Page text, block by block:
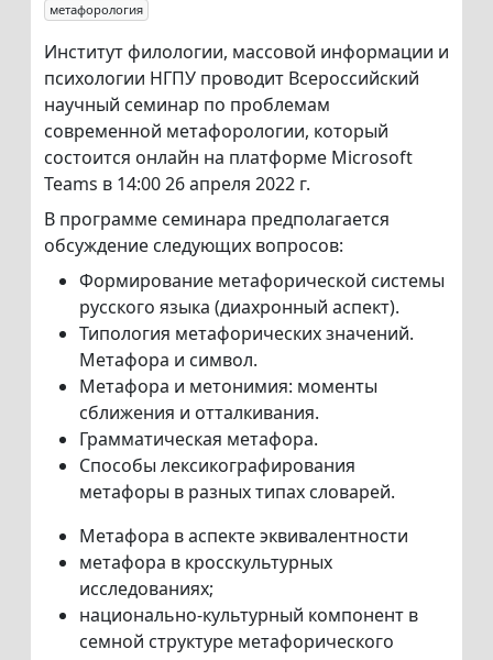
метафорология
Институт филологии, массовой информации и
психологии НГПУ проводит Всероссийский
научный семинар по проблемам
современной метафорологии, который
состоится онлайн на платформе Microsoft
Teams в 14:00 26 апреля 2022 г.
В программе семинара предполагается
обсуждение следующих вопросов:
Формирование метафорической системы
русского языка (диахронный аспект).
Типология метафорических значений.
Метафора и символ.
Метафора и метонимия: моменты
сближения и отталкивания.
Грамматическая метафора.
Способы лексикографирования
метафоры в разных типах словарей.
Метафора в аспекте эквивалентности
метафора в кросскультурных
исследованиях;
национально-культурный компонент в
семной структуре метафорического